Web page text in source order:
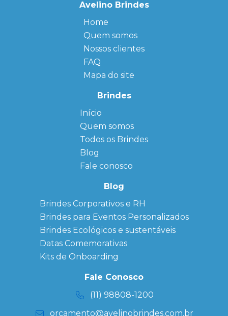
Avelino Brindes
Home
Quem somos
Nossos clientes
FAQ
Mapa do site
Brindes
Início
Quem somos
← Back
FAQ
Sitemap
Todos os Brindes
← Back
Agendas
Personalizadas
Personalizado
personalizados
Brindes
Corporativos
Copos Térmicos
Personalizados
Datas Especiais
Ecobag
Personalizada
Kits
Blog
Fale conosco
Blog
Brindes Corporativos e RH
Brindes para Eventos Personalizados
Brindes Ecológicos e sustentáveis
Datas Comemorativas
Kits de Onboarding
Fale Conosco
(11) 98808-1200
orcamento@avelinobrindes.com.br